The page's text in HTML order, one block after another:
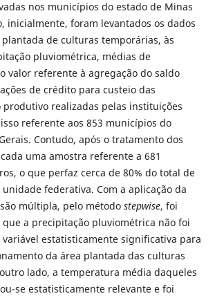
nos municípios do estado de Minas
inicialmente, foram levantados os dados
de culturas temporárias, às
pluviométrica, médias de
valor referente à agregação do saldo
de crédito para custeio das
produtivo realizadas pelas instituições
referente aos 853 municípios do
Contudo, após o tratamento dos
uma amostra referente a 681
o que perfaz cerca de 80% do total de
federativa. Com a aplicação da
múltipla, pelo método stepwise, foi
que a precipitação pluviométrica não foi
estatisticamente significativa para
da área plantada das culturas
lado, a temperatura média daqueles
se estatisticamente relevante e foi